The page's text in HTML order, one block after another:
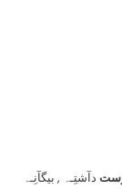
دآشتِـہ , بیگآنِـہ